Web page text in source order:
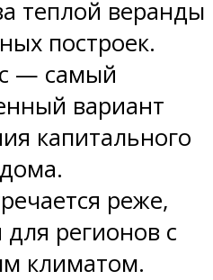
теплой веранды
построек.
— самый
вариант
капитального
реже,
для регионов с
климатом.